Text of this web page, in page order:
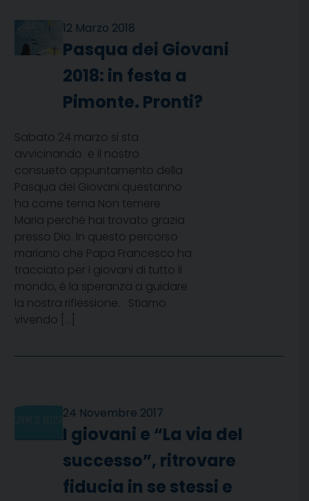
12 Marzo 2018
Pasqua dei Giovani
2018: in festa a
Pimonte. Pronti?
Sabato 24 marzo si sta
avvicinando e il nostro
consueto appuntamento della
Pasqua dei Giovani questanno
ha come tema Non temere
Maria perché hai trovato grazia
presso Dio. In questo percorso
mariano che Papa Francesco ha
tracciato per i giovani di tutto il
mondo, è la speranza a guidare
la nostra riflessione. Stiamo
vivendo […]
24 Novembre 2017
I giovani e “La via del
successo”, ritrovare
fiducia in se stessi e